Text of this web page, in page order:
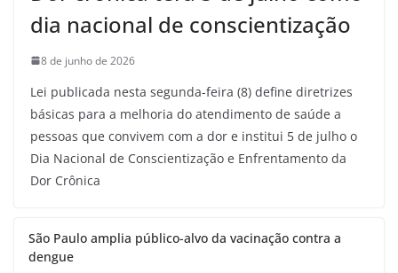
dia nacional de conscientização
8 de junho de 2026
Lei publicada nesta segunda-feira (8) define diretrizes
básicas para a melhoria do atendimento de saúde a
pessoas que convivem com a dor e institui 5 de julho o
Dia Nacional de Conscientização e Enfrentamento da
Dor Crônica
São Paulo amplia público-alvo da vacinação contra a
dengue